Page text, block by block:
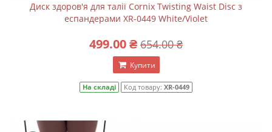
Диск здоров'я для талії Cornix Twisting Waist Disc з
еспандерами XR-0449 White/Violet
499.00 ₴ 654.00 ₴
Купити
На складі Код товару: XR-0449